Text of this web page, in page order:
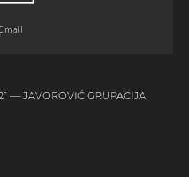
Email
— JAVOROVIĆ GRUPACIJA